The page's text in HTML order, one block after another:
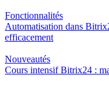
Fonctionnalités
Automatisation dans
efficacement
Nouveautés
Cours intensif Bitrix24 :